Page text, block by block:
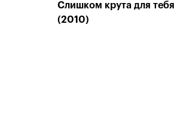
Слишком крута для тебя
(2010)